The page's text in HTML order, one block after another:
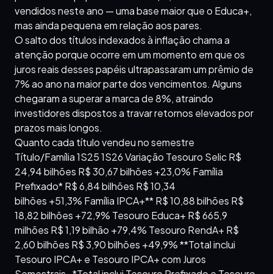
vendidos neste ano — uma base maior que o Educa+,
mas ainda pequena em relação aos pares.
O salto dos títulos indexados à inflação chama a
atenção porque ocorre em um momento em que os
juros reais desses papéis ultrapassaram um prêmio de
7% ao ano na maior parte dos vencimentos. Alguns
chegaram a superar a marca de 8%, atraindo
investidores dispostos a travar retornos elevados por
prazos mais longos.
Quanto cada título vendeu no semestre
Título/Família 1S25 1S26 Variação Tesouro Selic R$
24,94 bilhões R$ 30,67 bilhões +23,0% Família
Prefixado* R$ 6,84 bilhões R$ 10,34
bilhões +51,3% Família IPCA+** R$ 10,88 bilhões R$
18,82 bilhões +72,9% Tesouro Educa+ R$ 665,9
milhões R$ 1,19 bilhão +79,4% Tesouro RendA+ R$
2,60 bilhões R$ 3,90 bilhões +49,9% **Total inclui
Tesouro IPCA+ e Tesouro IPCA+ com Juros